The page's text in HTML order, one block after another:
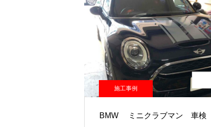
施工事例
BMW ミニクラブマン 車検